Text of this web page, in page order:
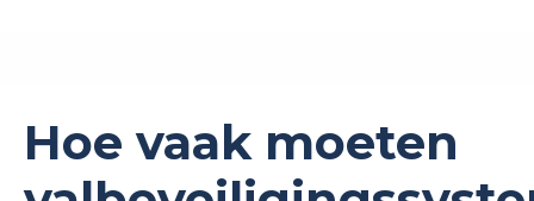
Hoe vaak moeten